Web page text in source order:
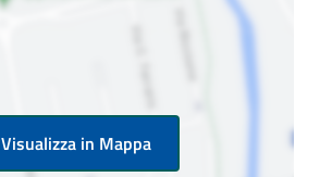
Visualizza in Mappa